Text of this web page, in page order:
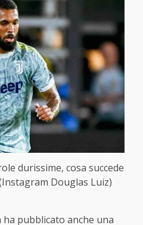
durissime, cosa succede
Douglas Luiz)
ha pubblicato anche una